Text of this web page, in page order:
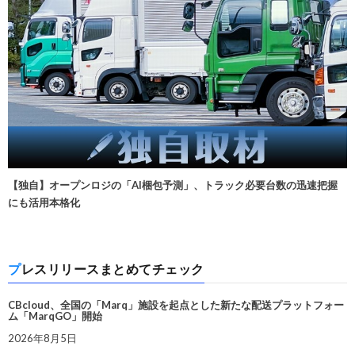
【独自】オープンロジの「AI梱包予測」、トラック必要台数の迅速把握
にも活用本格化
プレスリリースまとめてチェック
CBcloud、全国の「Marq」施設を起点とした新たな配送プラットフォー
ム「MarqGO」開始
2026年8月5日